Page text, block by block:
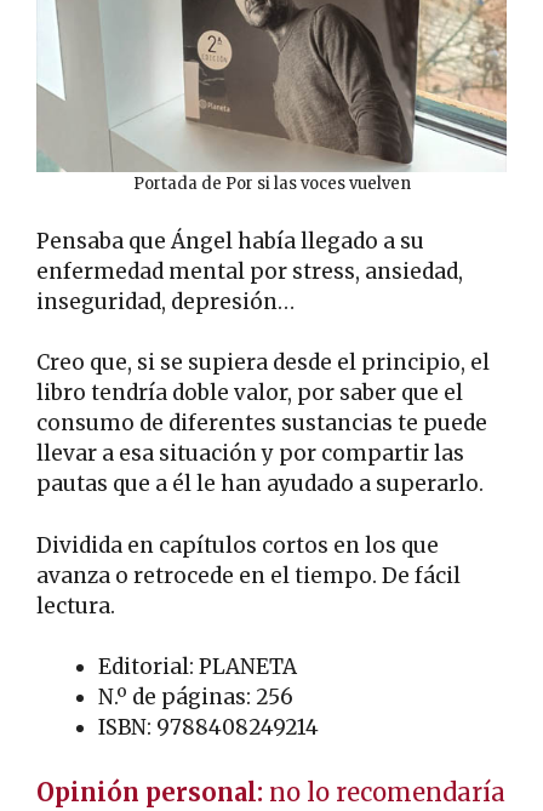
Portada de Por si las voces vuelven
Pensaba que Ángel había llegado a su
enfermedad mental por stress, ansiedad,
inseguridad, depresión…
Creo que, si se supiera desde el principio, el
libro tendría doble valor, por saber que el
consumo de diferentes sustancias te puede
llevar a esa situación y por compartir las
pautas que a él le han ayudado a superarlo.
Dividida en capítulos cortos en los que
avanza o retrocede en el tiempo. De fácil
lectura.
Editorial: PLANETA
N.º de páginas: 256
ISBN: 9788408249214
Opinión personal: no lo recomendaría